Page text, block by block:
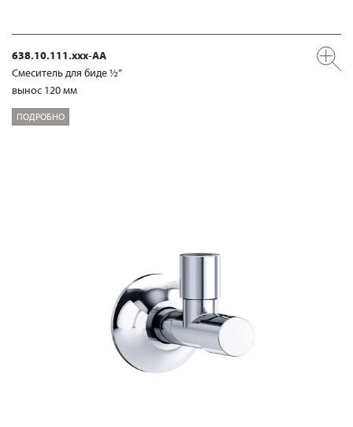
638.10.111.xxx-AA
Смеситель для биде ½“
вынос 120 мм
ПОДРОБНО